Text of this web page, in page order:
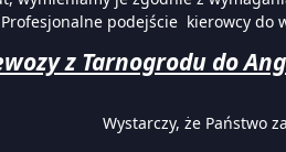
podejście kierowcy do
z Tarnogrodu do
Wystarczy, że Państwo